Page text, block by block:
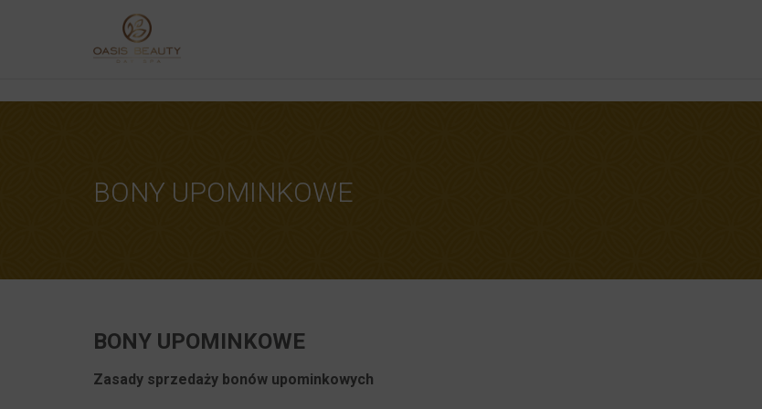
BONY UPOMINKOWE
BONY UPOMINKOWE
Zasady sprzedaży bonów upominkowych